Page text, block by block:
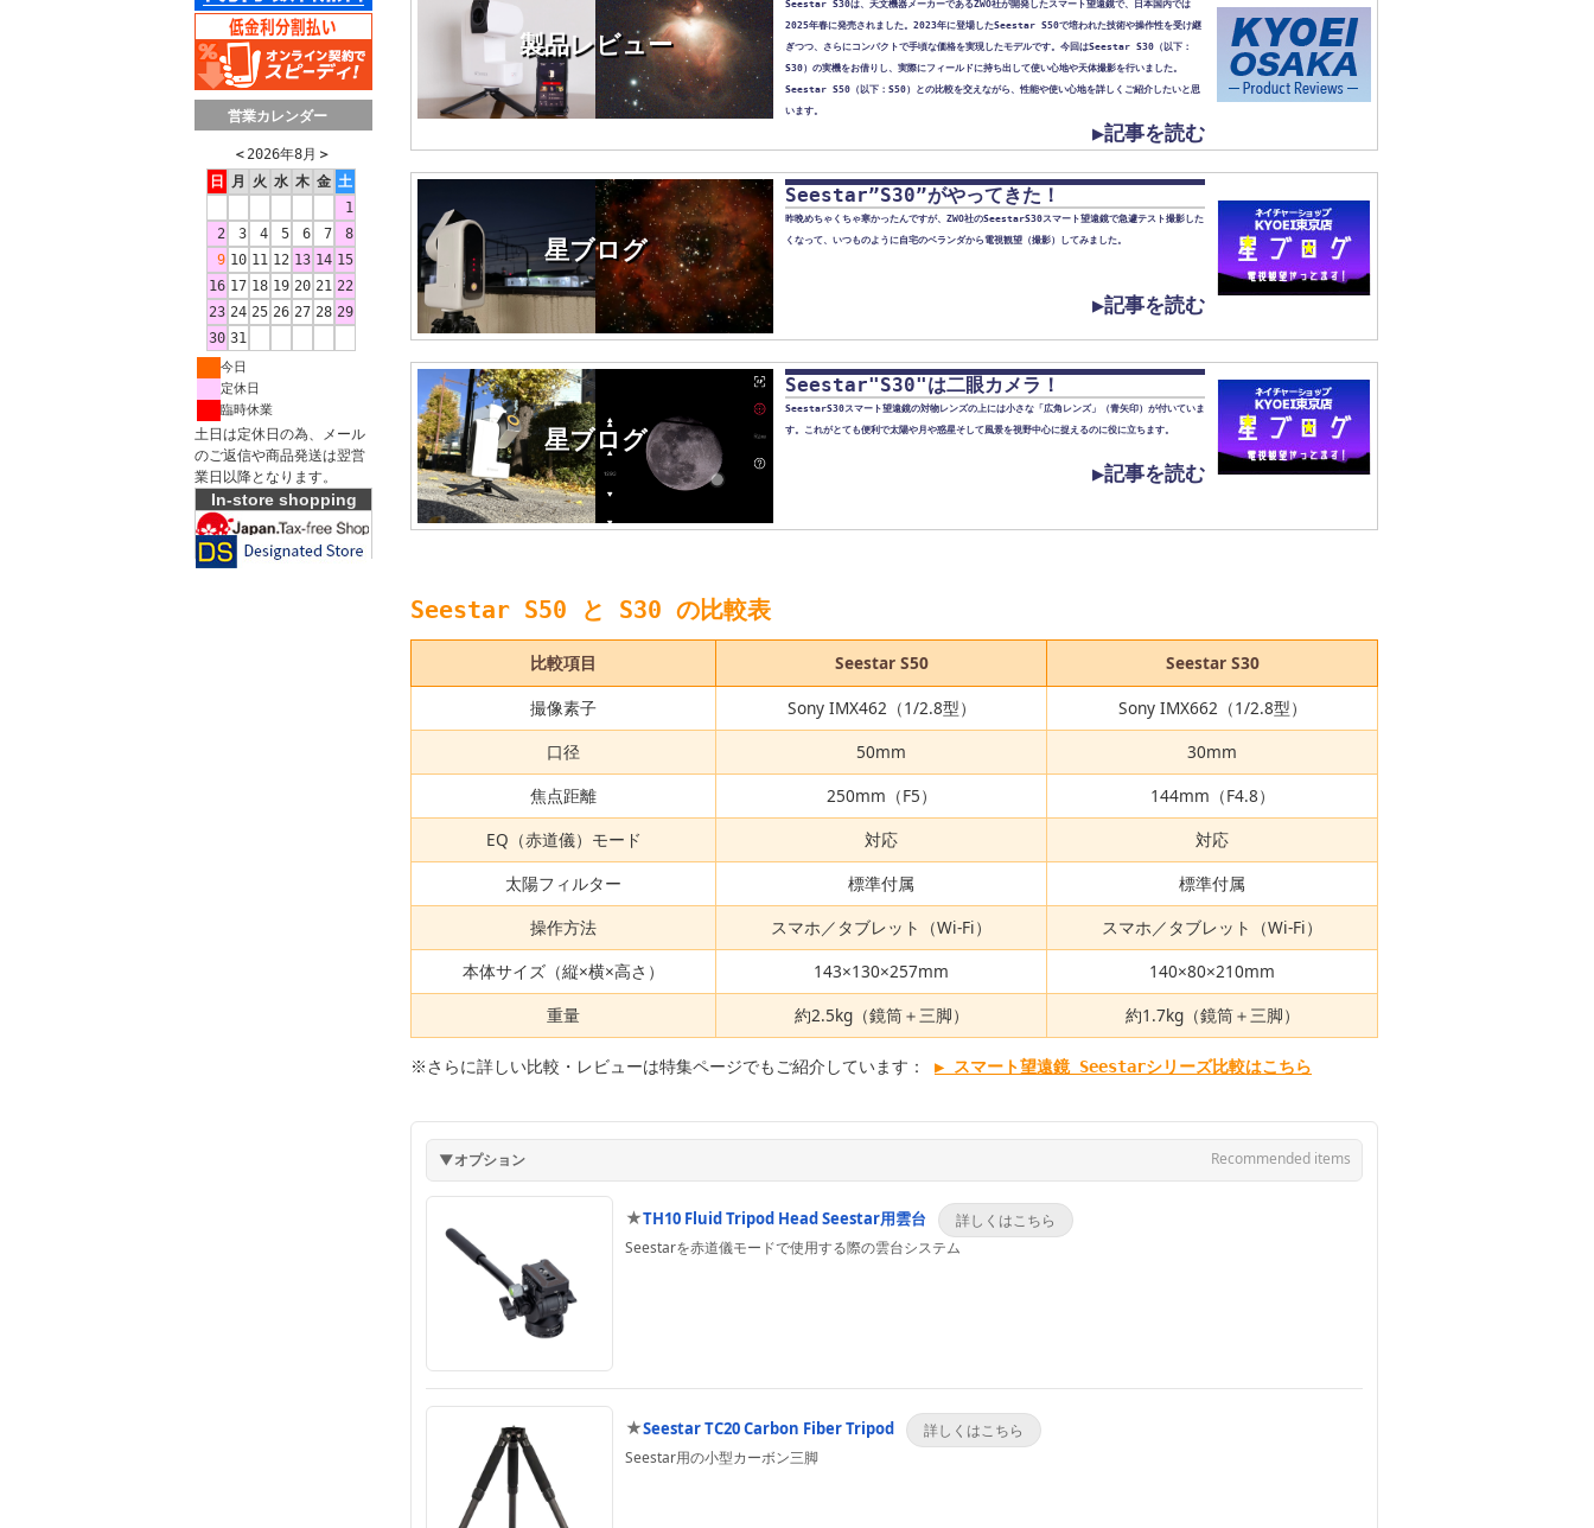
営業カレンダー
＜ 2026年8月 ＞
日
月 火 水 木 金 土
1
2
3 4 5 6 7
8
9 10 11 12 13 14 15
16 17 18 19 20 21 22
23 24 25 26 27 28 29
30 31
今日
定休日
臨時休業
土日は定休日の為、メール
のご返信や商品発送は翌営
業日以降となります。
In-store shopping
製品レビュー
Seestar S30は、天文機器メーカーであるZWO社が開発したスマート望遠鏡で、日本国内では
2025年春に発売されました。2023年に登場したSeestar S50で培われた技術や操作性を受け継
ぎつつ、さらにコンパクトで手頃な価格を実現したモデルです。今回はSeestar S30（以下：
S30）の実機をお借りし、実際にフィールドに持ち出して使い心地や天体撮影を行いました。
Seestar S50（以下：S50）との比較を交えながら、性能や使い心地を詳しくご紹介したいと思
います。
▶記事を読む
星ブログ
Seestar”S30”がやってきた！
昨晩めちゃくちゃ寒かったんですが、ZWO社のSeestarS30スマート望遠鏡で急遽テスト撮影した
くなって、いつものように自宅のベランダから電視観望（撮影）してみました。
▶記事を読む
星ブログ
Seestar"S30"は二眼カメラ！
SeestarS30スマート望遠鏡の対物レンズの上には小さな「広角レンズ」（青矢印）が付いていま
す。これがとても便利で太陽や月や惑星そして風景を視野中心に捉えるのに役に立ちます。
▶記事を読む
Seestar S50 と S30 の比較表
比較項目 Seestar S50
Seestar S30
撮像素子
Sony IMX462（1/2.8型）
Sony IMX662（1/2.8型）
口径
50mm
30mm
焦点距離
250mm（F5）
144mm（F4.8）
EQ（赤道儀）モード
対応
対応
太陽フィルター
標準付属
標準付属
操作方法
スマホ／タブレット（Wi-Fi）
スマホ／タブレット（Wi-Fi）
本体サイズ（縦×横×高さ）
143×130×257mm
140×80×210mm
重量
約2.5kg（鏡筒＋三脚） 約1.7kg（鏡筒＋三脚）
※さらに詳しい比較・レビューは特集ページでもご紹介しています： ▶ スマート望遠鏡 Seestarシリーズ比較はこちら
★TH10 Fluid Tripod Head Seestar用雲台
Seestarを赤道儀モードで使用する際の雲台システム
★Seestar TC20 Carbon Fiber Tripod
Seestar用の小型カーボン三脚